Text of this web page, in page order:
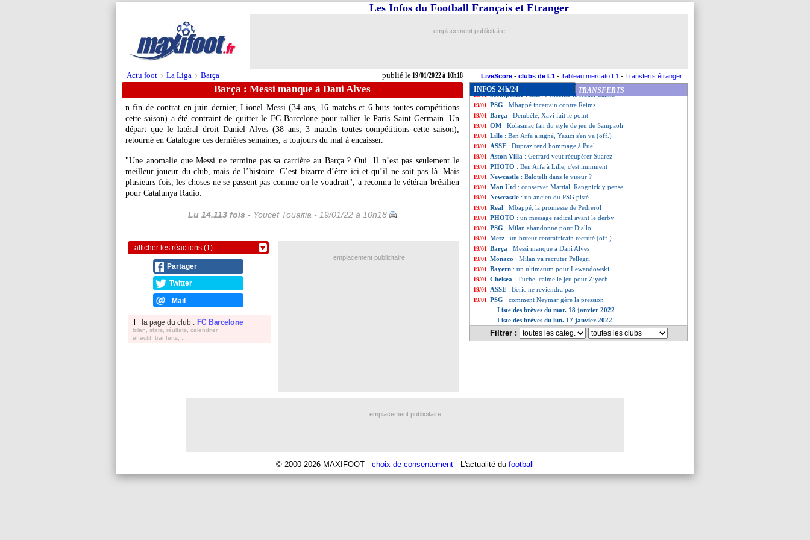
Actu foot > La Liga > Barça publié le19/01/2022 à 10h18
Les Infos du Football Français et Etranger
emplacement publicitaire
LiveScore - clubs de L1 - Tableau mercato L1 - Transferts étranger
Barça : Messi manque à Dani Alves
n fin de contrat en juin dernier, Lionel Messi (34 ans, 16 matchs et 6 buts toutes compétitions
cette saison) a été contraint de quitter le FC Barcelone pour rallier le Paris Saint-Germain. Un
départ que le latéral droit Daniel Alves (38 ans, 3 matchs toutes compétitions cette saison),
retourné en Catalogne ces dernières semaines, a toujours du mal à encaisser.
"Une anomalie que Messi ne termine pas sa carrière au Barça ? Oui. Il n’est pas seulement le
meilleur joueur du club, mais de l’histoire. C’est bizarre d’être ici et qu’il ne soit pas là. Mais
plusieurs fois, les choses ne se passent pas comme on le voudrait", a reconnu le vétéran brésilien
pour Catalunya Radio.
Lu 14.113 fois - Youcef Touaitia - 19/01/22 à 10h18
afficher les réactions (1)
Partager
Twitter
Mail
la page du club : FC Barcelone
bilan, stats, réultats, calendrier,
effectif, tranferts, ...
INFOS 24h/24 TRANSFERTS
19/01 L1: Montpellier-Troyes, les compos
19/01 Bordeaux: gros coup dur pour Costil
19/01 Cameroun
19/01 PSG: des touches en Italie pour Kurzawa ?
19/01 OL-OM: la date du report, Bosz s'agace
: Estève encense le leader Sakho
19/01 PSG : Mbappé incertain contre Reims
19/01 Barça : Dembélé, Xavi fait le point
19/01 OM : Kolasinac fan du style de jeu de Sampaoli
19/01 Lille : Ben Arfa a signé, Yazici s'en va (off.)
19/01 ASSE : Dupraz rend hommage à Puel
19/01 Aston Villa : Gerrard veut récupérer Suarez
19/01 PHOTO : Ben Arfa à Lille, c'est imminent
19/01 Newcastle : Balotelli dans le viseur ?
19/01 Man Utd : conserver Martial, Rangnick y pense
19/01 Newcastle : un ancien du PSG pisté
19/01 Real : Mbappé, la promesse de Pedrerol
19/01 PHOTO : un message radical avant le derby
19/01 PSG : Milan abandonne pour Diallo
19/01 Metz : un buteur centrafricain recruté (off.)
19/01 Barça : Messi manque à Dani Alves
19/01 Monaco : Milan va recruter Pellegri
19/01 Bayern : un ultimatum pour Lewandowski
19/01 Chelsea : Tuchel calme le jeu pour Ziyech
19/01 ASSE : Beric ne reviendra pas
19/01 PSG : comment Neymar gère la pression
Liste des brèves du mar. 18 janvier 2022
Liste des brèves du lun. 17 janvier 2022
Filtrer :
emplacement publicitaire
emplacement publicitaire
- © 2000-2026 MAXIFOOT - choix de consentement - L'actualité du football -